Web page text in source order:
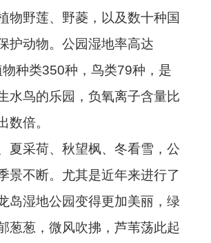
物野莲、野菱，以及数十种国
护动物。公园湿地率高达
种类350种，鸟类79种，是
水鸟的乐园，负氧离子含量比
数倍。
夏采荷、秋望枫、冬看雪，公
景不断。尤其是近年来进行了
岛湿地公园变得更加美丽，绿
葱葱，微风吹拂，芦苇荡此起